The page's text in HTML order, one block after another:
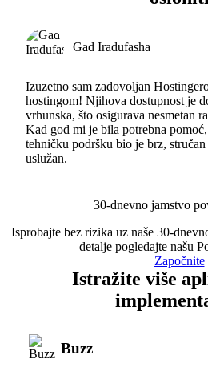
Gad Iradufasha
Izuzetno sam zadovoljan
hostingom! Njihova dostupnost je
vrhunska, što osigurava nesmetan
Kad god mi je bila potrebna
tehničku podršku bio je brz,
uslužan.
30-dnevno jamstvo
Isprobajte bez rizika uz naše 30-
detalje pogledajte našu
Započnite
Istražite više
Buzz